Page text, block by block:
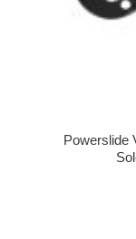
Powerslide